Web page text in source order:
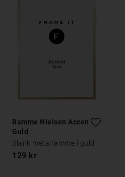
Ramme Nielsen Accent
Guld
Slank metalramme i guld
129 kr